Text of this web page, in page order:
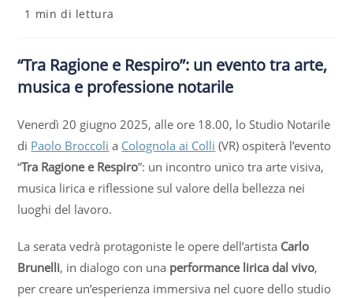
1 min di lettura
“Tra Ragione e Respiro”: un evento tra arte,
musica e professione notarile
Venerdì 20 giugno 2025, alle ore 18.00, lo Studio Notarile
di Paolo Broccoli a Colognola ai Colli (VR) ospiterà l’evento
“Tra Ragione e Respiro”: un incontro unico tra arte visiva,
musica lirica e riflessione sul valore della bellezza nei
luoghi del lavoro.
La serata vedrà protagoniste le opere dell’artista Carlo
Brunelli, in dialogo con una performance lirica dal vivo,
per creare un’esperienza immersiva nel cuore dello studio